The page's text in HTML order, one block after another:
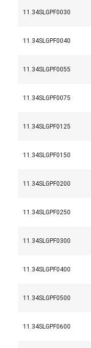
11.34SLGPF0030
11.34SLGPF0040
11.34SLGPF0055
11.34SLGPF0075
11.34SLGPF0125
11.34SLGPF0150
11.34SLGPF0200
11.34SLGPF0250
11.34SLGPF0300
11.34SLGPF0400
11.34SLGPF0500
11.34SLGPF0600